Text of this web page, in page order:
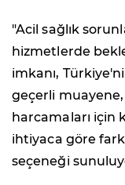
"Acil sağlık
hizmetlerde
imkanı,
geçerli
harcamaları için
ihtiyaca göre
seçeneği